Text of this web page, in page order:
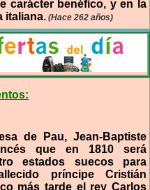
carácter benéfico, y en la
italiana. (Hace 262 años)
de Pau, Jean-Baptiste
que en 1810 será
estados suecos para
príncipe Cristián
más tarde el rey Carlos